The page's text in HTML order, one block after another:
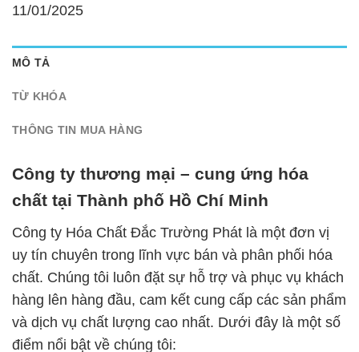
11/01/2025
MÔ TẢ
TỪ KHÓA
THÔNG TIN MUA HÀNG
Công ty thương mại – cung ứng hóa
chất tại Thành phố Hồ Chí Minh
Công ty Hóa Chất Đắc Trường Phát là một đơn vị
uy tín chuyên trong lĩnh vực bán và phân phối hóa
chất. Chúng tôi luôn đặt sự hỗ trợ và phục vụ khách
hàng lên hàng đầu, cam kết cung cấp các sản phẩm
và dịch vụ chất lượng cao nhất. Dưới đây là một số
điểm nổi bật về chúng tôi: